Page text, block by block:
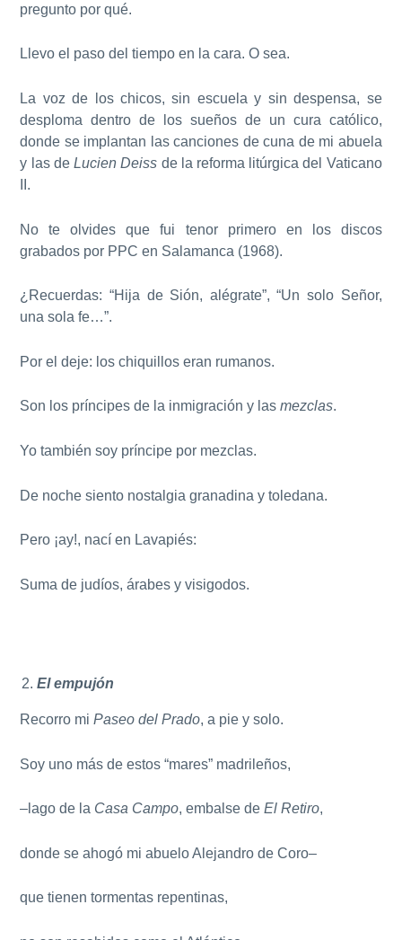
pregunto por qué.
Llevo el paso del tiempo en la cara. O sea.
La voz de los chicos, sin escuela y sin despensa, se
desploma dentro de los sueños de un cura católico,
donde se implantan las canciones de cuna de mi abuela
y las deLucien Deiss de la reforma litúrgica del Vaticano
II.
No te olvides que fui tenor primero en los discos
grabados por PPC en Salamanca (1968).
¿Recuerdas: “Hija de Sión, alégrate”, “Un solo Señor,
una sola fe…”.
Por el deje: los chiquillos eran rumanos.
Son los príncipes de la inmigración y lasmezclas.
Yo también soy príncipe por mezclas.
De noche siento nostalgia granadina y toledana.
Pero ¡ay!, nací en Lavapiés:
Suma de judíos, árabes y visigodos.
El empujón
Recorro miPaseo del Prado, a pie y solo.
Soy uno más de estos “mares” madrileños,
–lago de la Casa Campo, embalse deEl Retiro,
donde se ahogó mi abuelo Alejandro de Coro–
que tienen tormentas repentinas,